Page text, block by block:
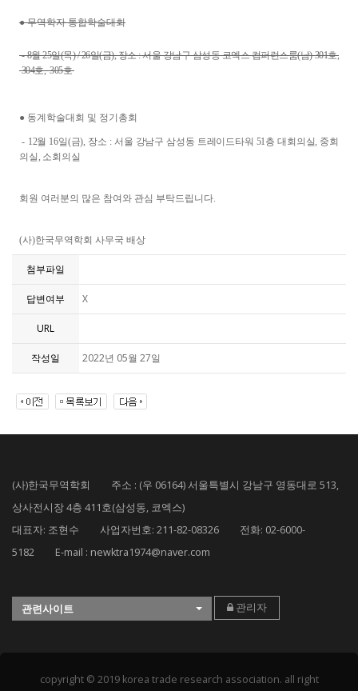
● 무역학자 통합학술대회
-8월 25일(목) / 26일(금), 장소 : 서울 강남구 삼성동 코엑스 컴퍼런스룸(남) 301호,
304호, 305호
● 동계학술대회 및 정기총회
- 12월 16일(금), 장소 : 서울 강남구 삼성동 트레이드타워 51층 대회의실, 중회
의실, 소회의실
회원 여러분의 많은 참여와 관심 부탁드립니다.
(사)한국무역학회 사무국 배상
첨부파일
답변여부 X
URL
작성일 2022년 05월 27일
(사)한국무역학회 주소 : (우 06164) 서울특별시 강남구 영동대로 513,
상사전시장 4층 411호(삼성동, 코엑스)
대표자: 조현수 사업자번호: 211-82-08326 전화: 02-6000-
5182 E-mail : newktra1974@naver.com
관련사이트 관리자
copyright © 2019 korea trade research association. all right